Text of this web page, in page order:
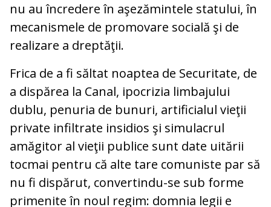
nu au încredere în aşezămintele statului, în
mecanismele de promovare socială şi de
realizare a dreptăţii.
Frica de a fi săltat noaptea de Securitate, de
a dispărea la Canal, ipocrizia limbajului
dublu, penuria de bunuri, artificialul vieţii
private infiltrate insidios şi simulacrul
amăgitor al vieţii publice sunt date uitării
tocmai pentru că alte tare comuniste par să
nu fi dispărut, convertindu-se sub forme
primenite în noul regim: domnia legii e